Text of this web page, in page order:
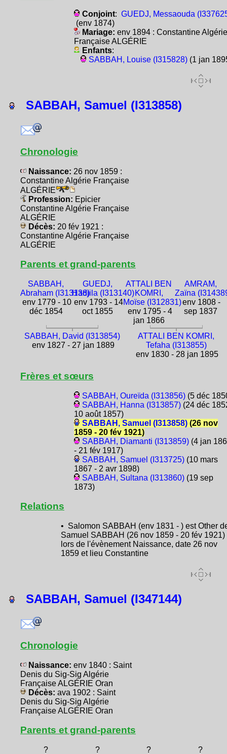
Conjoint: GUEDJ, Messaouda
(env 1874)
Mariage: env 1894 : Constantine Algérie
Française ALGÉRIE
Enfants:
SABBAH, Louise (I315828)(1 jan
SABBAH, Samuel (I313858)
Chronologie
Naissance: 26 nov 1859 :
Constantine Algérie Française
ALGÉRIE
Profession: Epicier
Constantine Algérie Française
ALGÉRIE
Décès: 20 fév 1921 :
Constantine Algérie Française
ALGÉRIE
Parents et grand-parents
SABBAH,
Abraham (I313138)
env 1779 - 10
déc 1854
GUEDJ,
Hadjila (I313140)
env 1793 - 14
oct 1855
ATTALI BEN
KOMRI,
Moïse (I312831)
env 1795 - 4
jan 1866
AMRAM,
Zaïna
env 1808 -
sep 1837
SABBAH, David (I313854)
env 1827 - 27 jan 1889
ATTALI BEN KOMRI,
Tefaha (I313855)
env 1830 - 28 jan 1895
Frères et sœurs
SABBAH, Oureïda (I313856)(5 déc
SABBAH, Hanna (I313857)(24 déc
10 août 1857)
SABBAH, Samuel (I313858)(26 nov
1859 - 20 fév 1921)
SABBAH, Diamanti (I313859)(4 jan
- 21 fév 1917)
SABBAH, Samuel (I313725)(10 mars
1867 - 2 avr 1898)
SABBAH, Sultana (I313860)(19 sep
1873)
Relations
• Salomon SABBAH (env 1831 - ) est Other
Samuel SABBAH (26 nov 1859 - 20 fév 1921)
lors de l'évènement Naissance, date 26 nov
1859 et lieu Constantine
SABBAH, Samuel (I347144)
Chronologie
Naissance: env 1840 : Saint
Denis du Sig-Sig Algérie
Française ALGÉRIE Oran
Décès: ava 1902 : Saint
Denis du Sig-Sig Algérie
Française ALGÉRIE Oran
Parents et grand-parents
? ? ? ?